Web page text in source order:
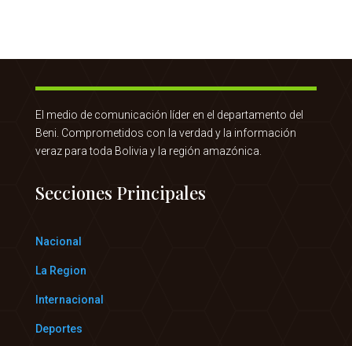
El medio de comunicación líder en el departamento del
Beni. Comprometidos con la verdad y la información
veraz para toda Bolivia y la región amazónica.
Secciones Principales
Nacional
La Region
Internacional
Deportes